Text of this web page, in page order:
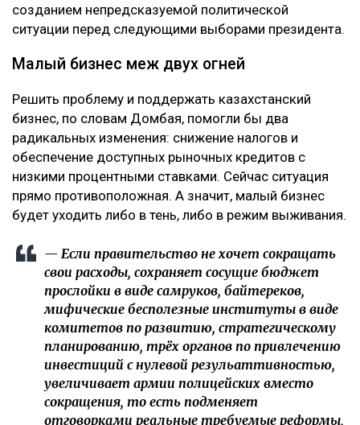
созданием непредсказуемой политической
ситуации перед следующими выборами президента.
Малый бизнес меж двух огней
Решить проблему и поддержать казахстанский
бизнес, по словам Домбая, помогли бы два
радикальных изменения: снижение налогов и
обеспечение доступных рыночных кредитов с
низкими процентными ставками. Сейчас ситуация
прямо противоположная. А значит, малый бизнес
будет уходить либо в тень, либо в режим выживания.
— Если правительство не хочет сокращать
свои расходы, сохраняет сосущие бюджет
прослойки в виде самруков, байтереков,
мифические бесполезные институты в виде
комитетов по развитию, стратегическому
планированию, трёх органов по привлечению
инвестиций с нулевой резульаттивностью,
увеличивает армии полицейских вместо
сокращения, то есть подменяет
отговорками реальные требуемые реформы,